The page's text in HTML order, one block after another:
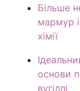
Більше
мармур
хімії
основи
вугіллі